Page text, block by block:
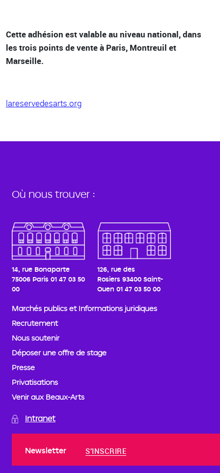
Cette adhésion est valable au niveau national, dans
les trois points de vente à Paris, Montreuil et
Marseille.
lareservedesarts.org
Où nous trouver :
14, rue Bonaparte
75006 Paris 01 47 03 50
00
126, rue des
Rosiers 93400 Saint-
Ouen 01 47 03 50 00
Marchés publics et Informations juridiques
Recrutement
Nous soutenir
Déposer une offre de stage
Presse
Privatisations
Venir aux Beaux-Arts
Intranet
Newsletter S'INSCRIRE